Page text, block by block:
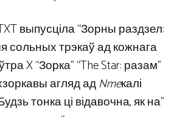
выпусціла “Зорны раздзел:
сольных трэкаў ад кожнага
X “Зорка” “The Star: разам”
агляд адNmeкалі
тонка ці відавочна, як на”